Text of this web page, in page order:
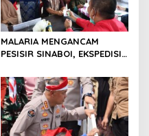
MALARIA MENGANCAM
PESISIR SINABOI, EKSPEDISI
RIAU HADIR DENGAN
PELAYANAN KESEHATAN
GRATIS